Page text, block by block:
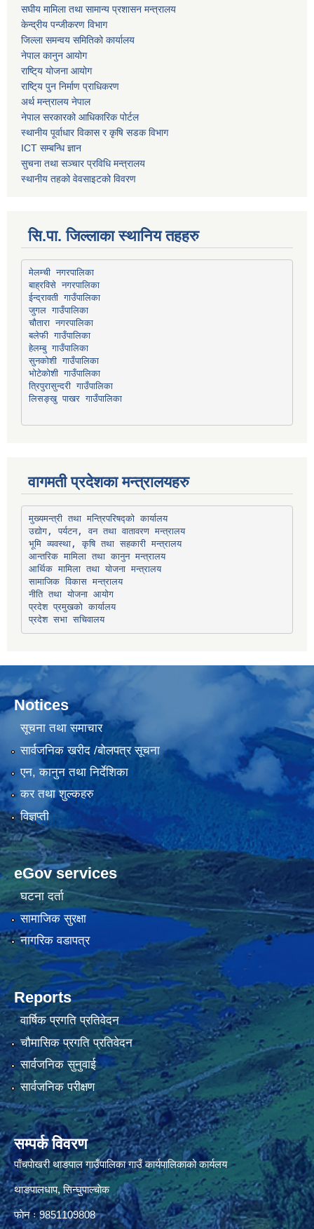
स‌घीय मामिला तथा सामान्य प्रशासन मन्त्रालय
केन्द्रीय पन्जीकरण विभाग
जिल्ला समन्वय समितिको कार्यालय
नेपाल कानुन आयोग
राष्टि्य योजना आयोग
राष्टि्य पुन निर्माण प्राधिकरण
अर्थ मन्त्रालय नेपाल
नेपाल सरकारको आधिकारिक पोर्टल
स्थानीय पूर्वाधार विकास र कृषि सडक विभाग
ICT सम्बन्धि ज्ञान
सुचना तथा सञ्चार प्रविधि मन्त्रालय
स्थानीय तहको वेवसाइटको विवरण
सि.पा. जिल्लाका स्थानिय तहहरु
मेलम्ची नगरपालिका
बाह्रविसे नगरपालिका
ईन्द्रावती गाउँपालिका
जुगल गाउँपालिका
चौतारा नगरपालिका
बलेफी गाउँपालिका
हेलम्बु गाउँपालिका
सुनकोशी गाउँपालिका
भोटेकोशी गाउँपालिका
त्रिपुरासुन्दरी गाउँपालिका
लिसङ्खु पाखर गाउँपालिका
वागमती प्रदेशका मन्त्रालयहरु
मुख्यमन्त्री तथा मन्त्रिपरिषद्को कार्यालय
उद्योग, पर्यटन, वन तथा वातावरण मन्त्रालय
भूमि व्यवस्था, कृषि तथा सहकारी मन्त्रालय
आन्तरिक मामिला तथा कानुन मन्त्रालय
आर्थिक मामिला तथा योजना मन्त्रालय
सामाजिक विकास मन्त्रालय
नीति तथा योजना आयोग
प्रदेश प्रमुखको कार्यालय
प्रदेश सभा सचिवालय
Notices
सूचना तथा समाचार
सार्वजनिक खरीद /बोलपत्र सूचना
एन, कानुन तथा निर्देशिका
कर तथा शुल्कहरु
विज्ञप्ती
eGov services
घटना दर्ता
सामाजिक सुरक्षा
नागरिक वडापत्र
Reports
वार्षिक प्रगति प्रतिवेदन
चौमासिक प्रगति प्रतिवेदन
सार्वजनिक सुनुवाई
सार्वजनिक परीक्षण
सम्पर्क विवरण
पाँचपाेखरी थाङपाल गाउँपालिका गाउँ कार्यपालिकाको कार्यलय
थाङपालधाप, सिन्घुपाल्चाेक
फाेन ः 9851109808